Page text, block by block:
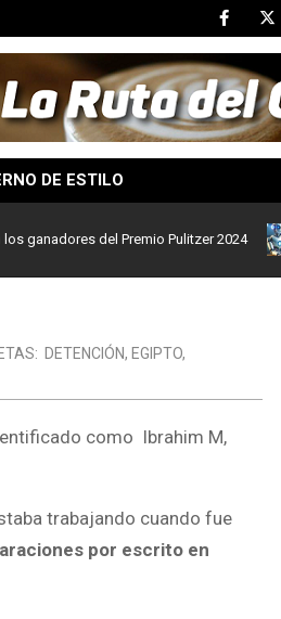
DE ESTILO
del Premio Pulitzer 2024
DETENCIÓN, EGIPTO,
como Ibrahim M,
trabajando cuando fue
por escrito en